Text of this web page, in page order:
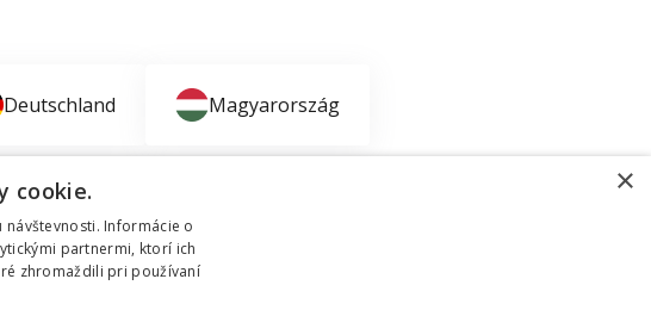
Deutschland Magyarország
×
cookie.
Informácie o
partnermi, ktorí ich
zhromaždili pri používaní